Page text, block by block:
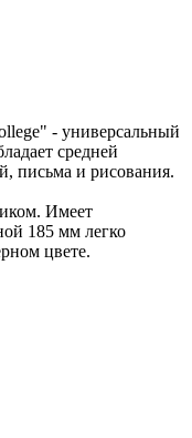
- универсальный
средней
письма и рисования.
Имеет
185 мм легко
цвете.